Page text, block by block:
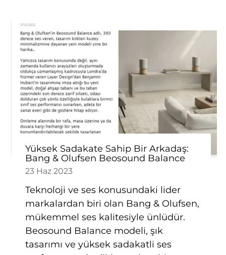
Yüksek Sadakate Sahip Bir Arkadaş:
Bang & Olufsen Beosound Balance
23 Haz 2023
Teknoloji ve ses konusundaki lider
markalardan biri olan Bang & Olufsen,
mükemmel ses kalitesiyle ünlüdür.
Beosound Balance modeli, şık
tasarımı ve yüksek sadakatli ses